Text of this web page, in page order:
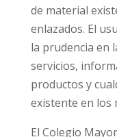
de material
enlazados. El
la prudencia en
servicios,
productos y
existente en los
El Colegio